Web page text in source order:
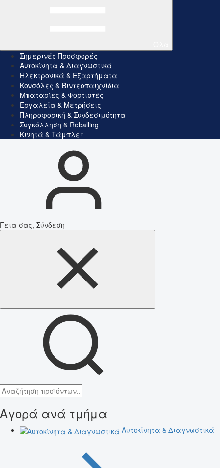
Σημερινές Προσφορές
Αυτοκίνητα & Διαγνωστικά
Ηλεκτρονικά & Εξαρτήματα
Κονσόλες & Βιντεοπαιχνίδια
Μπαταρίες & Φορτιστές
Εργαλεία & Μετρήσεις
Πληροφορική & Συνδεσιμότητα
Συγκόλληση & Reballing
Κινητά & Τάμπλετ
Γεια σας, Σύνδεση
Αγορά ανά τμήμα
Αυτοκίνητα & Διαγνωστικά